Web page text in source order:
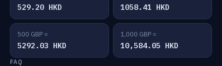
529.20 HKD 1058.41 HKD
500 GBP =
5292.03 HKD
1,000 GBP =
10,584.05 HKD
FAQ